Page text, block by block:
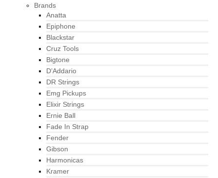
Brands
Anatta
Epiphone
Blackstar
Cruz Tools
Bigtone
D’Addario
DR Strings
Emg Pickups
Elixir Strings
Ernie Ball
Fade In Strap
Fender
Gibson
Harmonicas
Kramer